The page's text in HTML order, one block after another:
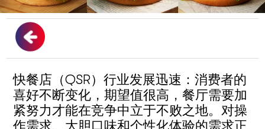
快餐店（QSR）行业发展迅速：消费者的
喜好不断变化，期望值很高，餐厅需要加
紧努力才能在竞争中立于不败之地。对操
作需求、大胆口味和个性化体验的需求正